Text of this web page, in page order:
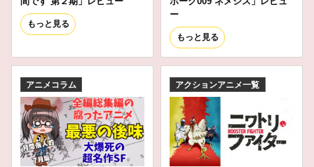
もっと見る
ー
もっと見る
アニメコラム アクションアニメ一覧